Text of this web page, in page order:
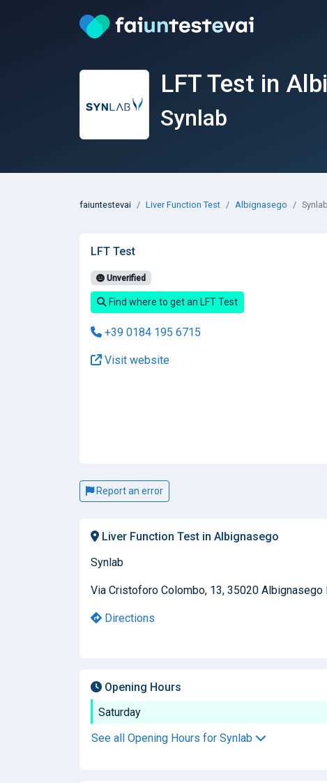
LFT Test in
Synlab
faiuntestevai Liver Function Test Albignasego Synlab
LFT Test
Unverified
Find where to get an LFT Test
+39 0184 195 6715
Visit website
Report an error
Liver Function Test in Albignasego
Synlab
Via Cristoforo Colombo, 13, 35020 Albignasego
Directions
Opening Hours
Saturday
See all Opening Hours for Synlab